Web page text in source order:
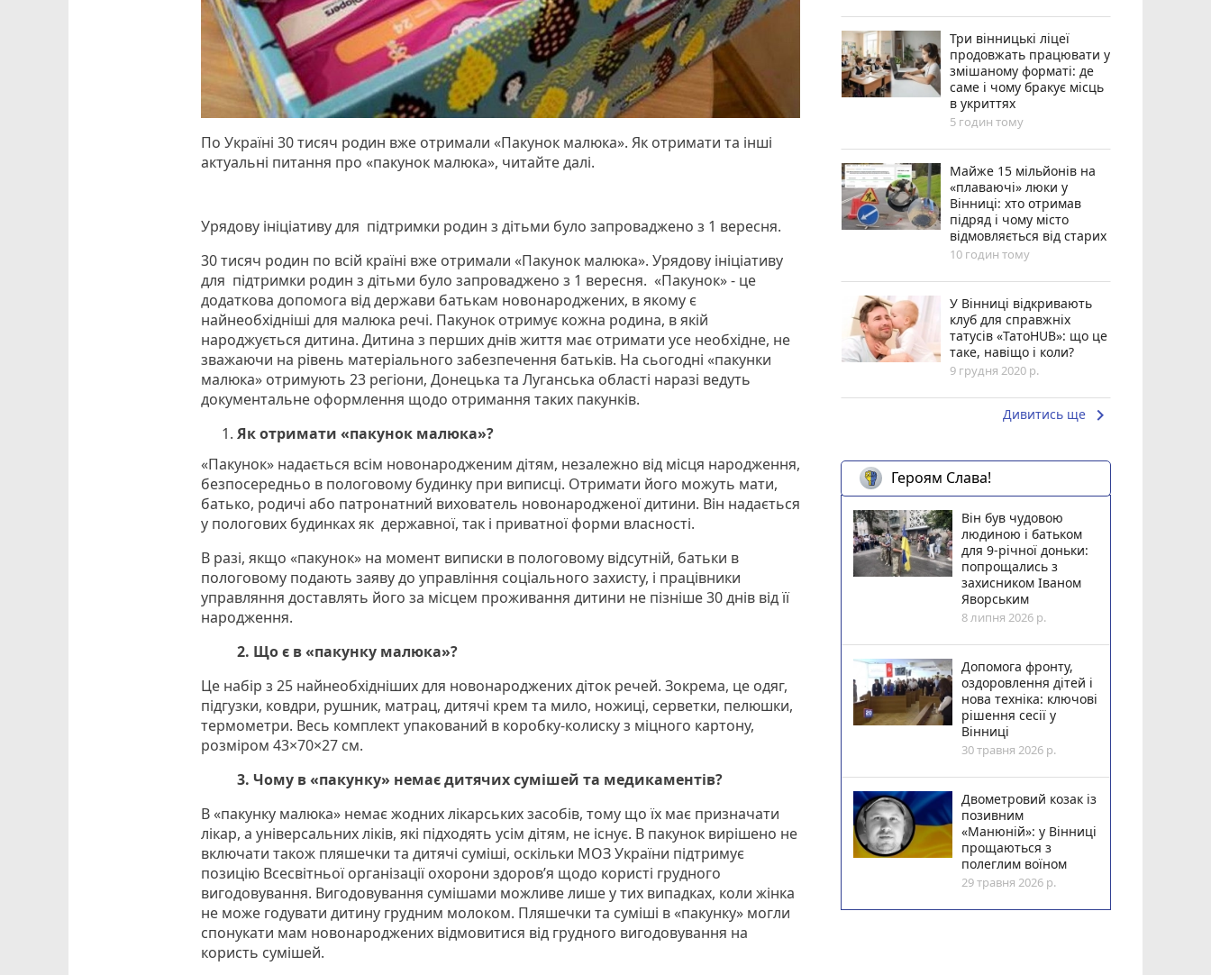
По Україні 30 тисяч родин вже отримали «Пакунок малюка». Як отримати та інші
актуальні питання про «пакунок малюка», читайте далі.
Урядову ініціативу для підтримки родин з дітьми було запроваджено з 1 вересня.
30 тисяч родин по всій країні вже отримали «Пакунок малюка». Урядову ініціативу
для підтримки родин з дітьми було запроваджено з 1 вересня. «Пакунок» - це
додаткова допомога від держави батькам новонароджених, в якому є
найнеобхідніші для малюка речі. Пакунок отримує кожна родина, в якій
народжується дитина. Дитина з перших днів життя має отримати усе необхідне, не
зважаючи на рівень матеріального забезпечення батьків. На сьогодні «пакунки
малюка» отримують 23 регіони, Донецька та Луганська області наразі ведуть
документальне оформлення щодо отримання таких пакунків.
Як отримати «пакунок малюка»?
«Пакунок» надається всім новонародженим дітям, незалежно від місця народження,
безпосередньо в пологовому будинку при виписці. Отримати його можуть мати,
батько, родичі або патронатний вихователь новонародженої дитини. Він надається
у пологових будинках як державної, так і приватної форми власності.
В разі, якщо «пакунок» на момент виписки в пологовому відсутній, батьки в
пологовому подають заяву до управління соціального захисту, і працівники
управляння доставлять його за місцем проживання дитини не пізніше 30 днів від її
народження.
2. Що є в «пакунку малюка»?
Це набір з 25 найнеобхідніших для новонароджених діток речей. Зокрема, це одяг,
підгузки, ковдри, рушник, матрац, дитячі крем та мило, ножиці, серветки, пелюшки,
термометри. Весь комплект упакований в коробку-колиску з міцного картону,
розміром 43×70×27 см.
3. Чому в «пакунку» немає дитячих сумішей та медикаментів?
В «пакунку малюка» немає жодних лікарських засобів, тому що їх має призначати
лікар, а універсальних ліків, які підходять усім дітям, не існує. В пакунок вирішено не
включати також пляшечки та дитячі суміші, оскільки МОЗ України підтримує
позицію Всесвітньої організації охорони здоров’я щодо користі грудного
вигодовування. Вигодовування сумішами можливе лише у тих випадках, коли жінка
не може годувати дитину грудним молоком. Пляшечки та суміші в «пакунку» могли
спонукати мам новонароджених відмовитися від грудного вигодовування на
користь сумішей.
Три вінницькі ліцеї
продовжать працювати у
змішаному форматі: де
саме і чому бракує місць
в укриттях
5 годин тому
Майже 15 мільйонів на
«плаваючі» люки у
Вінниці: хто отримав
підряд і чому місто
відмовляється від старих
10 годин тому
У Вінниці відкривають
клуб для справжніх
татусів «ТатоHUB»: що це
таке, навіщо і коли?
9 грудня 2020 р.
Дивитись ще keyboard_arrow_right
Героям Слава!
Він був чудовою
людиною і батьком
для 9-річної доньки:
попрощались з
захисником Іваном
Яворським
8 липня 2026 р.
Допомога фронту,
оздоровлення дітей і
нова техніка: ключові
рішення сесії у
Вінниці
30 травня 2026 р.
Двометровий козак із
позивним
«Манюній»: у Вінниці
прощаються з
полеглим воїном
29 травня 2026 р.